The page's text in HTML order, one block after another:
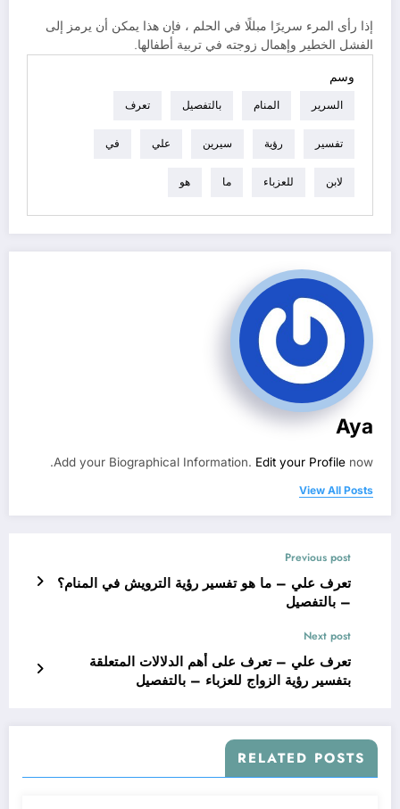
إذا رأى المرء سريرًا مبللًا في الحلم ، فإن هذا يمكن أن يرمز إلى
الفشل الخطير وإهمال زوجته في تربية أطفالها.
وسم
السرير المنام بالتفصيل تعرف
تفسير رؤية سيرين علي في
لابن للعزباء ما هو
Aya
Add your Biographical Information. Edit your Profile now.
View All Posts
Previous post
تعرف علي – ما هو تفسير رؤية الترويش في المنام؟
– بالتفصيل
Next post
تعرف علي – تعرف على أهم الدلالات المتعلقة
بتفسير رؤية الزواج للعزباء – بالتفصيل
RELATED POSTS